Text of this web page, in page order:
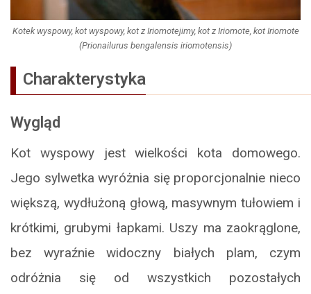
Kotek wyspowy, kot wyspowy, kot z Iriomotejimy, kot z Iriomote, kot Iriomote
(Prionailurus bengalensis iriomotensis)
Charakterystyka
Wygląd
Kot wyspowy jest wielkości kota domowego.
Jego sylwetka wyróżnia się proporcjonalnie nieco
większą, wydłużoną głową, masywnym tułowiem i
krótkimi, grubymi łapkami. Uszy ma zaokrąglone,
bez wyraźnie widoczny białych plam, czym
odróżnia się od wszystkich pozostałych